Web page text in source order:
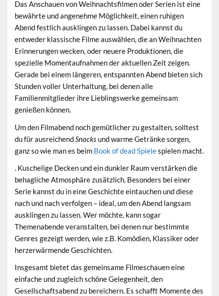
Das Anschauen vonWeihnachtsfilmen oder Serien ist eine
bewährte und angenehme Möglichkeit, einen ruhigen
Abend festlich ausklingen zu lassen. Dabei kannst du
entweder klassische Filme auswählen, die an Weihnachten
Erinnerungen wecken, oder neuere Produktionen, die
spezielle Momentaufnahmen der aktuellen Zeit zeigen.
Gerade bei einem längeren, entspannten Abend bieten sich
Stunden voller Unterhaltung, bei denen alle
Familienmitglieder ihre Lieblingswerke gemeinsam
genießen können.
Um den Filmabend noch gemütlicher zu gestalten, solltest
du für ausreichend Snacks und warme Getränke sorgen,
ganz so wie man es beim Book of dead Spielespielen macht.
. Kuschelige Decken und ein dunkler Raum verstärken die
behagliche Atmosphäre zusätzlich. Besonders bei einer
Serie kannst du in eine Geschichte eintauchen und diese
nach und nach verfolgen – ideal, um den Abend langsam
ausklingen zu lassen. Wer möchte, kann sogar
Themenabende veranstalten, bei denen nur bestimmte
Genres gezeigt werden, wie z.B. Komödien, Klassiker oder
herzerwärmende Geschichten.
Insgesamt bietet das gemeinsame Filmeschauen eine
einfache und zugleich schöne Gelegenheit, den
Gesellschaftsabend zu bereichern. Es schafft Momente des